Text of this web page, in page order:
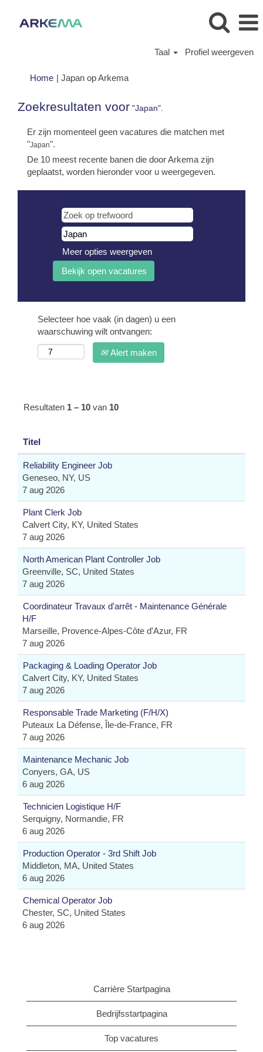
Taal Profiel weergeven
Home | Japan op Arkema(huidige
Zoekresultaten voor "Japan".
Er zijn momenteel geen vacatures die matchen met
"Japan".
De 10 meest recente banen die door Arkema zijn
geplaatst, worden hieronder voor u weergegeven.
Meer opties weergeven
Selecteer hoe vaak (in dagen) u een
waarschuwing wilt ontvangen:
Alert maken
Resultaten 1 – 10 van 10
Titel
Reliability Engineer Job
Geneseo, NY, US
7 aug 2026
Plant Clerk Job
Calvert City, KY, United States
7 aug 2026
North American Plant Controller Job
Greenville, SC, United States
7 aug 2026
Coordinateur Travaux d'arrêt - Maintenance Générale
H/F
Marseille, Provence-Alpes-Côte d'Azur, FR
7 aug 2026
Packaging & Loading Operator Job
Calvert City, KY, United States
7 aug 2026
Responsable Trade Marketing (F/H/X)
Puteaux La Défense, Île-de-France, FR
7 aug 2026
Maintenance Mechanic Job
Conyers, GA, US
6 aug 2026
Technicien Logistique H/F
Serquigny, Normandie, FR
6 aug 2026
Production Operator - 3rd Shift Job
Middleton, MA, United States
6 aug 2026
Chemical Operator Job
Chester, SC, United States
6 aug 2026
Carrière Startpagina
Bedrijfsstartpagina
Top vacatures